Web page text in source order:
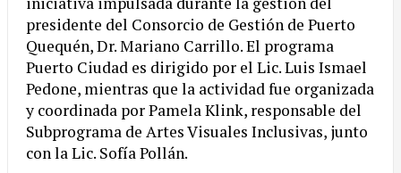
presidente del Consorcio de Gestión de Puerto
Quequén, Dr. Mariano Carrillo. El programa
Puerto Ciudad es dirigido por el Lic. Luis Ismael
Pedone, mientras que la actividad fue organizada
y coordinada por Pamela Klink, responsable del
Subprograma de Artes Visuales Inclusivas, junto
con la Lic. Sofía Pollán.